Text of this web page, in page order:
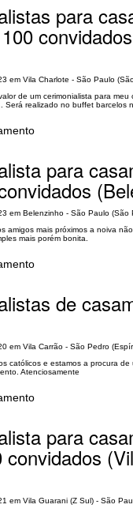
para
em Vila Charlote - São Paulo
de um cerimonialista para meu
Será realizado no buffet barcelos
para
em Belenzinho - São Paulo (São
amigos mais próximos a noiva
mais porém bonita.
de
em Vila Carrão - São Pedro
católicos e estamos a procura de
Atenciosamente
para
convidados
em Vila Guarani (Z Sul) - São